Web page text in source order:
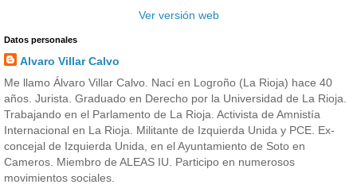
Ver versión web
Datos personales
Alvaro Villar Calvo
Me llamo Álvaro Villar Calvo. Nací en Logroño (La Rioja) hace 40
años. Jurista. Graduado en Derecho por la Universidad de La Rioja.
Trabajando en el Parlamento de La Rioja. Activista de Amnistía
Internacional en La Rioja. Militante de Izquierda Unida y PCE. Ex-
concejal de Izquierda Unida, en el Ayuntamiento de Soto en
Cameros. Miembro de ALEAS IU. Participo en numerosos
movimientos sociales.